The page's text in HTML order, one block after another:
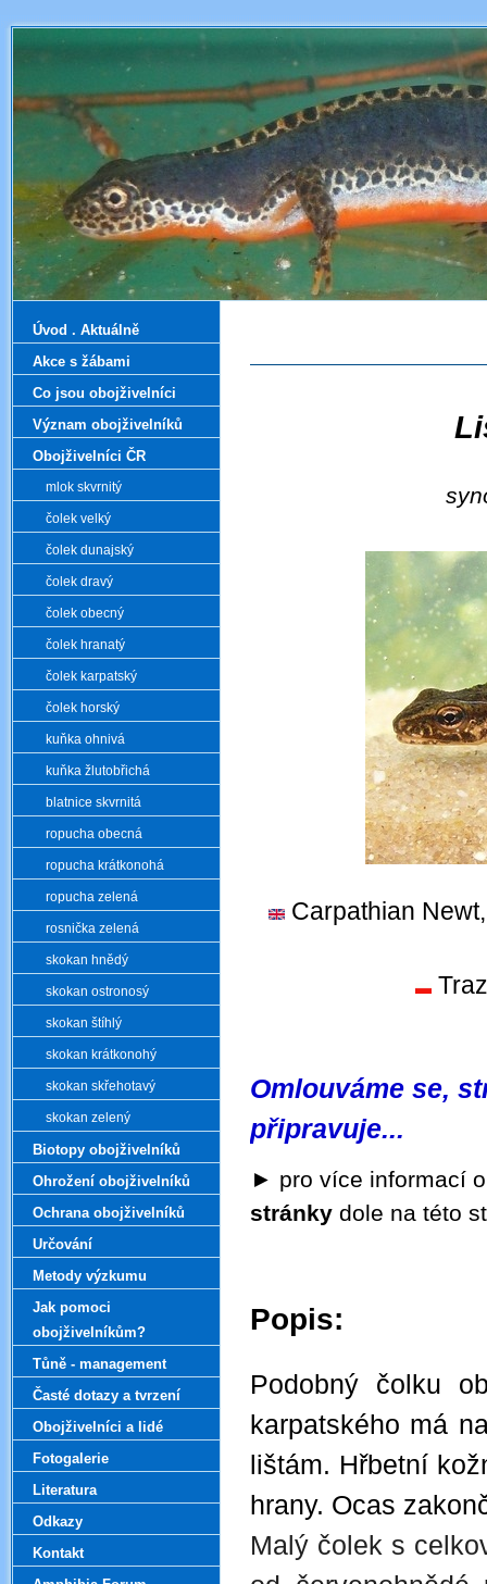
Carpathian
Omlouváme se,
připravuje...
► pro více informací
stránky dole na této
Popis:
Podobný čolku
karpatského má
lištám. Hřbetní
hrany. Ocas
Malý čolek s
Úvod . Aktuálně
Akce s žábami
Co jsou obojživelníci
Význam obojživelníků
Obojživelníci ČR
mlok skvrnitý
čolek velký
čolek dunajský
čolek dravý
čolek obecný
čolek hranatý
čolek karpatský
čolek horský
kuňka ohnivá
kuňka žlutobřichá
blatnice skvrnitá
ropucha obecná
ropucha krátkonohá
ropucha zelená
rosnička zelená
skokan hnědý
skokan ostronosý
skokan štíhlý
skokan krátkonohý
skokan skřehotavý
skokan zelený
Biotopy obojživelníků
Ohrožení obojživelníků
Ochrana obojživelníků
Určování
Metody výzkumu
Jak pomoci
obojživelníkům?
Tůně - management
Časté dotazy a tvrzení
Obojživelníci a lidé
Fotogalerie
Literatura
Odkazy
Kontakt